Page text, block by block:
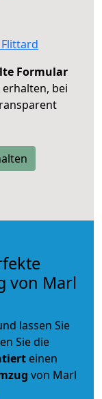
Formular
bei
von Marl
lassen Sie
Sie die
einen
von Marl